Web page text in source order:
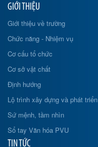
GIỚI THIỆU
Giới thiệu về trường
Chức năng - Nhiệm vụ
Cơ cấu tổ chức
Cơ sở vật chất
Định hướng
Lộ trình xây dựng và phát triển
Sứ mệnh, tầm nhìn
Sổ tay Văn hóa PVU
TIN TỨC